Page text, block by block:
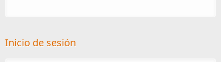
Inicio de sesión